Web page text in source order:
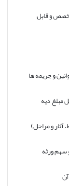
و قابل
و جریمه ها
آثار و مراحل)
سهم ورثه